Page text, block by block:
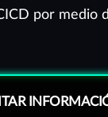
por medio